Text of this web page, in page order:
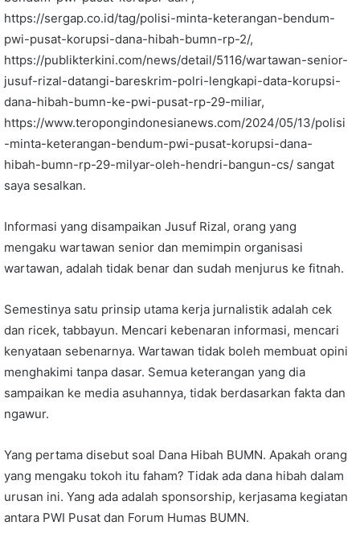
https://sergap.co.id/tag/polisi-minta-keterangan-bendum-
pwi-pusat-korupsi-dana-hibah-bumn-rp-2/,
https://publikterkini.com/news/detail/5116/wartawan-senior-
jusuf-rizal-datangi-bareskrim-polri-lengkapi-data-korupsi-
dana-hibah-bumn-ke-pwi-pusat-rp-29-miliar,
https://www.teropongindonesianews.com/2024/05/13/polisi
-minta-keterangan-bendum-pwi-pusat-korupsi-dana-
hibah-bumn-rp-29-milyar-oleh-hendri-bangun-cs/ sangat
saya sesalkan.
Informasi yang disampaikan Jusuf Rizal, orang yang
mengaku wartawan senior dan memimpin organisasi
wartawan, adalah tidak benar dan sudah menjurus ke fitnah.
Semestinya satu prinsip utama kerja jurnalistik adalah cek
dan ricek, tabbayun. Mencari kebenaran informasi, mencari
kenyataan sebenarnya. Wartawan tidak boleh membuat opini
menghakimi tanpa dasar. Semua keterangan yang dia
sampaikan ke media asuhannya, tidak berdasarkan fakta dan
ngawur.
Yang pertama disebut soal Dana Hibah BUMN. Apakah orang
yang mengaku tokoh itu faham? Tidak ada dana hibah dalam
urusan ini. Yang ada adalah sponsorship, kerjasama kegiatan
antara PWI Pusat dan Forum Humas BUMN.